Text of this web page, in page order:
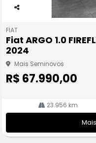
pa
rtil
he
FIAT
Fiat ARGO 1.0
2024
Mais Seminovos
R$ 67.990,00
23.956 km